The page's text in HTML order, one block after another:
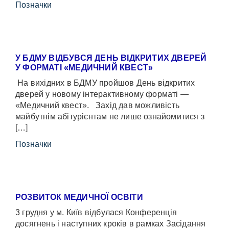
Позначки
У БДМУ ВІДБУВСЯ ДЕНЬ ВІДКРИТИХ ДВЕРЕЙ
У ФОРМАТІ «МЕДИЧНИЙ КВЕСТ»
На вихідних в БДМУ пройшов День відкритих
дверей у новому інтерактивному форматі —
«Медичний квест». Захід дав можливість
майбутнім абітурієнтам не лише ознайомитися з
[…]
Позначки
РОЗВИТОК МЕДИЧНОЇ ОСВІТИ
3 грудня у м. Київ відбулася Конференція
досягнень і наступних кроків в рамках Засідання